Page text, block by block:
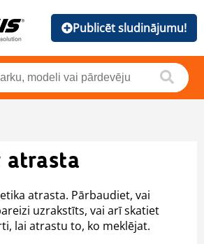
Publicēt sludinājumu!
atrasta
atrasta. Pārbaudiet, vai
uzrakstīts, vai arī skatiet
lai atrastu to, ko meklējat.